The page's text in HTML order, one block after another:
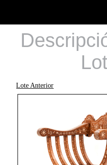
Lote Anterior